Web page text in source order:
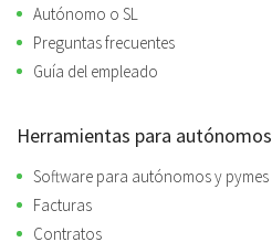
Autónomo o SL
Preguntas frecuentes
Guía del empleado
Herramientas para autónomos
Software para autónomos y pymes
Facturas
Contratos